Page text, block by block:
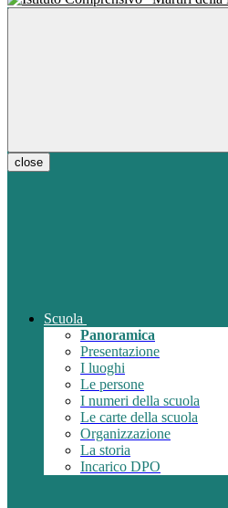
close
Scuola
Panoramica
Presentazione
I luoghi
Le persone
I numeri della scuola
Le carte della scuola
Organizzazione
La storia
Incarico DPO